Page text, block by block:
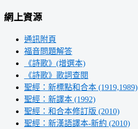
網上資源
通訊附頁
福音問題解答
《詩歌》(增選本)
《詩歌》歌詞查閱
聖經：新標點和合本 (1919,1989)
聖經：新譯本 (1992)
聖經：和合本修訂版 (2010)
聖經：新漢語譯本-新約 (2010)